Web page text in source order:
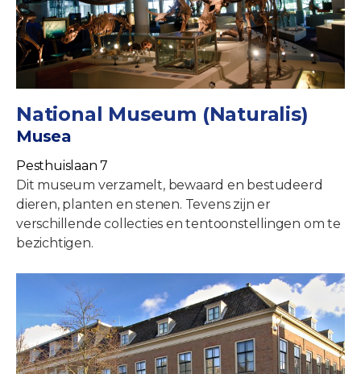
National Museum (Naturalis)
Musea
Pesthuislaan 7
Dit museum verzamelt, bewaard en bestudeerd
dieren, planten en stenen. Tevens zijn er
verschillende collecties en tentoonstellingen om te
bezichtigen.